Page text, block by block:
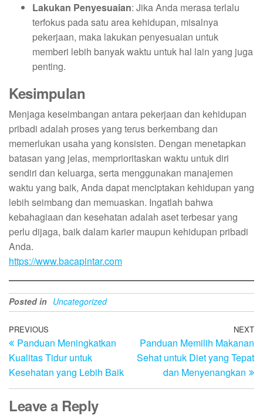
Lakukan Penyesuaian: Jika Anda merasa terlalu
terfokus pada satu area kehidupan, misalnya
pekerjaan, maka lakukan penyesuaian untuk
memberi lebih banyak waktu untuk hal lain yang juga
penting.
Kesimpulan
Menjaga keseimbangan antara pekerjaan dan kehidupan
pribadi adalah proses yang terus berkembang dan
memerlukan usaha yang konsisten. Dengan menetapkan
batasan yang jelas, memprioritaskan waktu untuk diri
sendiri dan keluarga, serta menggunakan manajemen
waktu yang baik, Anda dapat menciptakan kehidupan yang
lebih seimbang dan memuaskan. Ingatlah bahwa
kebahagiaan dan kesehatan adalah aset terbesar yang
perlu dijaga, baik dalam karier maupun kehidupan pribadi
Anda.
https://www.bacapintar.com
Posted in Uncategorized
Post
navigation
Previous
Post
PREVIOUS
Panduan Meningkatkan
Kualitas Tidur untuk
Kesehatan yang Lebih Baik
NEXT
Panduan Memilih Makanan
Sehat untuk Diet yang Tepat
dan Menyenangkan
Leave a Reply